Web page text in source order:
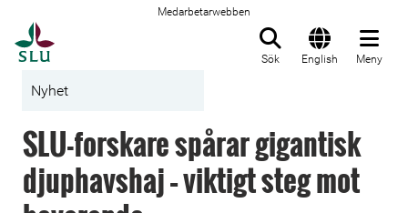
Medarbetarwebben
Sök English Meny
Nyhet
SLU-forskare spårar gigantisk
djuphavshaj – viktigt steg mot